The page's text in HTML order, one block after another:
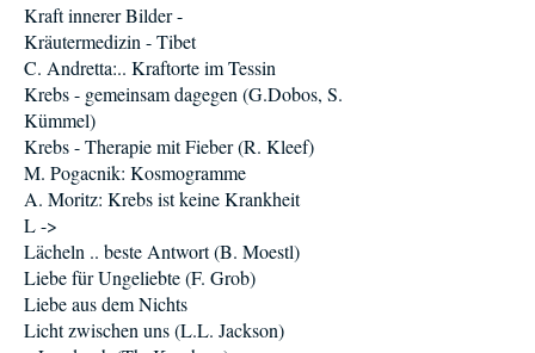
Kraft innerer Bilder -
Kräutermedizin - Tibet
C. Andretta:.. Kraftorte im Tessin
Krebs - gemeinsam dagegen (G.Dobos, S.
Kümmel)
Krebs - Therapie mit Fieber (R. Kleef)
M. Pogacnik: Kosmogramme
A. Moritz: Krebs ist keine Krankheit
L ->
Lächeln .. beste Antwort (B. Moestl)
Liebe für Ungeliebte (F. Grob)
Liebe aus dem Nichts
Licht zwischen uns (L.L. Jackson)